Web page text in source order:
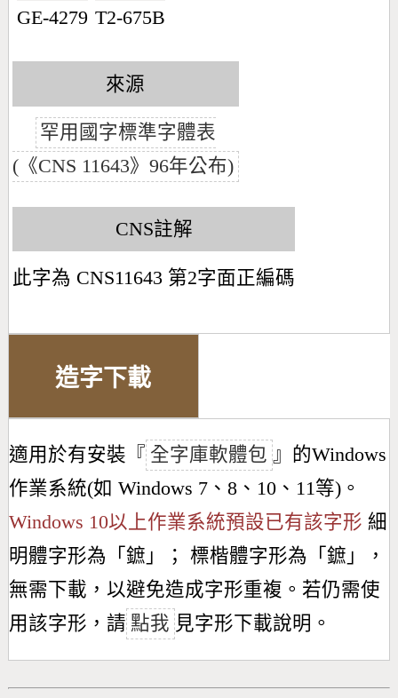
GE-4279 T2-675B
來源
罕用國字標準字體表
(《CNS 11643》96年公布)
CNS註解
此字為 CNS11643 第2字面正編碼
造字下載
適用於有安裝『 全字庫軟體包 』的Windows
作業系統(如 Windows 7、8、10、11等)。
Windows 10以上作業系統預設已有該字形 細
明體字形為「 鏣 」； 標楷體字形為「 鏣 」，
無需下載，以避免造成字形重複。若仍需使
用該字形，請 點我 見字形下載說明。